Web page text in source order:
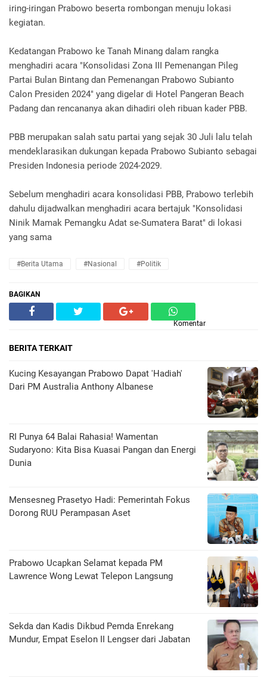
iring-iringan Prabowo beserta rombongan menuju lokasi
kegiatan.
Kedatangan Prabowo ke Tanah Minang dalam rangka
menghadiri acara "Konsolidasi Zona III Pemenangan Pileg
Partai Bulan Bintang dan Pemenangan Prabowo Subianto
Calon Presiden 2024" yang digelar di Hotel Pangeran Beach
Padang dan rencananya akan dihadiri oleh ribuan kader PBB.
PBB merupakan salah satu partai yang sejak 30 Juli lalu telah
mendeklarasikan dukungan kepada Prabowo Subianto sebagai
Presiden Indonesia periode 2024-2029.
Sebelum menghadiri acara konsolidasi PBB, Prabowo terlebih
dahulu dijadwalkan menghadiri acara bertajuk "Konsolidasi
Ninik Mamak Pemangku Adat se-Sumatera Barat" di lokasi
yang sama
#Berita Utama #Nasional #Politik
BAGIKAN
Komentar
BERITA TERKAIT
Kucing Kesayangan Prabowo Dapat 'Hadiah'
Dari PM Australia Anthony Albanese
RI Punya 64 Balai Rahasia! Wamentan
Sudaryono: Kita Bisa Kuasai Pangan dan Energi
Dunia
Mensesneg Prasetyo Hadi: Pemerintah Fokus
Dorong RUU Perampasan Aset
Prabowo Ucapkan Selamat kepada PM
Lawrence Wong Lewat Telepon Langsung
Sekda dan Kadis Dikbud Pemda Enrekang
Mundur, Empat Eselon II Lengser dari Jabatan